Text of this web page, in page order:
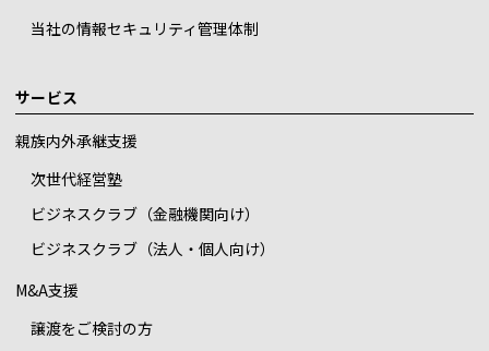
当社の情報セキュリティ管理体制
サービス
親族内外承継支援
次世代経営塾
ビジネスクラブ（金融機関向け）
ビジネスクラブ（法人・個人向け）
M&A支援
譲渡をご検討の方